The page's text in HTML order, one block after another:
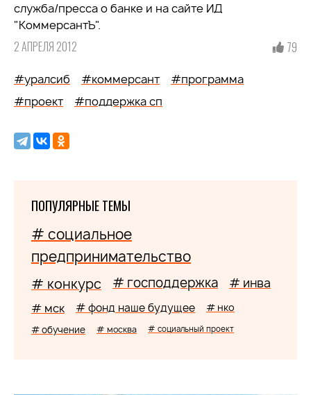
служба/пресса о банке и на сайте ИД
"КоммерсантЪ".
2 АПРЕЛЯ 2012 79
#уралсиб #коммерсант
#программа
#проект
#поддержка сп
ПОПУЛЯРНЫЕ ТЕМЫ
# социальное
предпринимательство
# конкурс # господдержка # инва
# мск # фонд наше будущее # нко
# обучение # москва # социальный проект